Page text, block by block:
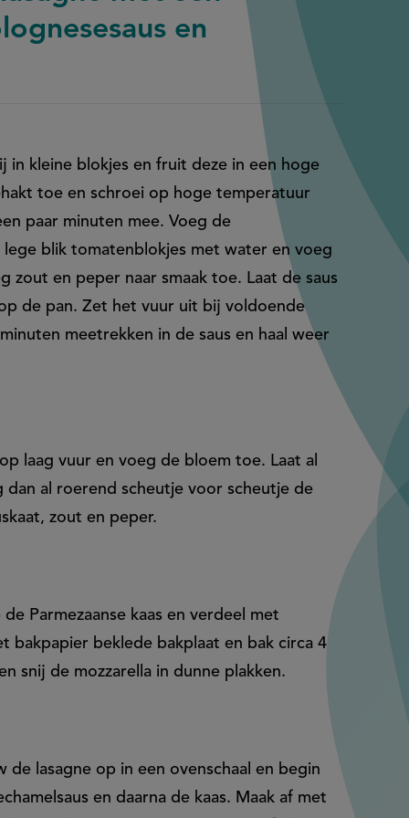
en
in kleine blokjes en fruit deze in een hoge
toe en schroei op hoge temperatuur
paar minuten mee. Voeg de
blik tomatenblokjes met water en voeg
zout en peper naar smaak toe. Laat de saus
de pan. Zet het vuur uit bij voldoende
meetrekken in de saus en haal weer
laag vuur en voeg de bloem toe. Laat al
al roerend scheutje voor scheutje de
zout en peper.
Parmezaanse kaas en verdeel met
bakpapier beklede bakplaat en bak circa 4
snij de mozzarella in dunne plakken.
de lasagne op in een ovenschaal en begin
en daarna de kaas. Maak af met